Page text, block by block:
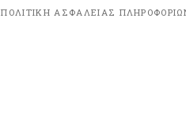
ΠΟΛΙΤΙΚΗ ΑΣΦΑΛΕΙΑΣ